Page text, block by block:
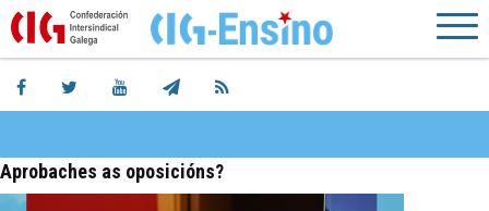
Aprobaches as oposicións?